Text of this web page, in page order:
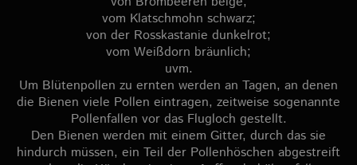
vom Klatschmohn schwarz;
von der Rosskastanie dunkelrot;
vom Weißdorn bräunlich;
uvm.
Um Blütenpollen zu ernten werden an Tagen, an denen
die Bienen viele Pollen eintragen, zeitweise sogenannte
Pollenfallen vor das Flugloch gestellt.
Den Bienen werden mit einem Gitter, durch das sie
hindurch müssen, ein Teil der Pollenhöschen abgestreift